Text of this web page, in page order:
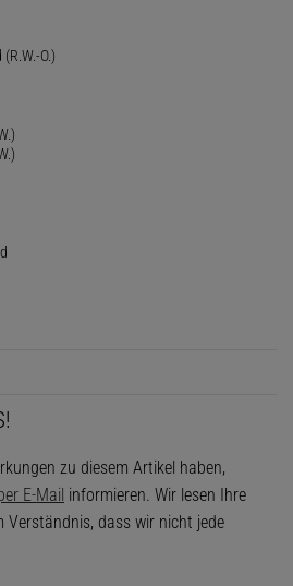
O.)
zu diesem Artikel haben,
E-Mail informieren. Wir lesen Ihre
dass wir nicht jede